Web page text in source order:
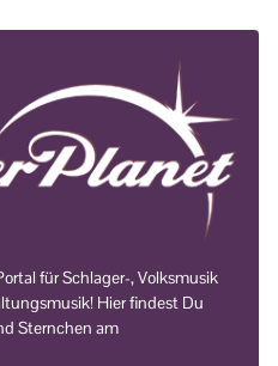
für Schlager-, Volksmusik
Hier findest Du
Sternchen am